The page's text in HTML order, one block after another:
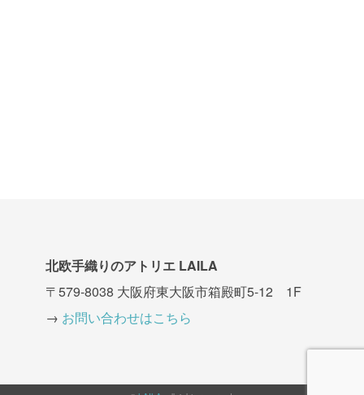
北欧手織りのアトリエ LAILA
〒579-8038 大阪府東大阪市箱殿町5-12 1F
→ お問い合わせはこちら